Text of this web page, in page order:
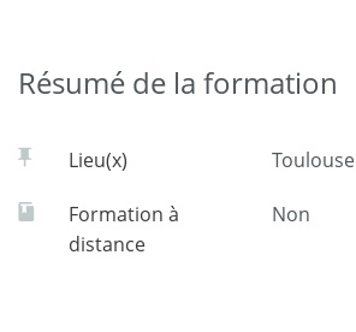
Résumé de la formation
Lieu(x) Toulouse
Formation à
distance
Non